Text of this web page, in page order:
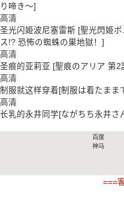
り啼き～]
高清
圣光闪姫波尼塞雷斯 [聖光閃姫
ス!? 恐怖の蜘蛛の巣地獄！]
高清
圣痕的亚莉亚 [聖痕のアリア 第
高清
制服就这样穿着[制服は着たまま
高清
长乳的永井同学[ながちち永井さ
百度
神马
===